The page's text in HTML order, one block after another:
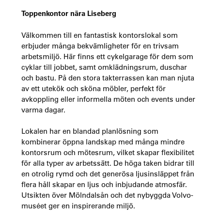
Toppenkontor nära Liseberg
Välkommen till en fantastisk kontorslokal som
erbjuder många bekvämligheter för en trivsam
arbetsmiljö. Här finns ett cykelgarage för dem som
cyklar till jobbet, samt omklädningsrum, duschar
och bastu. På den stora takterrassen kan man njuta
av ett utekök och sköna möbler, perfekt för
avkoppling eller informella möten och events under
varma dagar.
Lokalen har en blandad planlösning som
kombinerar öppna landskap med många mindre
kontorsrum och mötesrum, vilket skapar flexibilitet
för alla typer av arbetssätt. De höga taken bidrar till
en otrolig rymd och det generösa ljusinsläppet från
flera håll skapar en ljus och inbjudande atmosfär.
Utsikten över Mölndalsån och det nybyggda Volvo-
muséet ger en inspirerande miljö.